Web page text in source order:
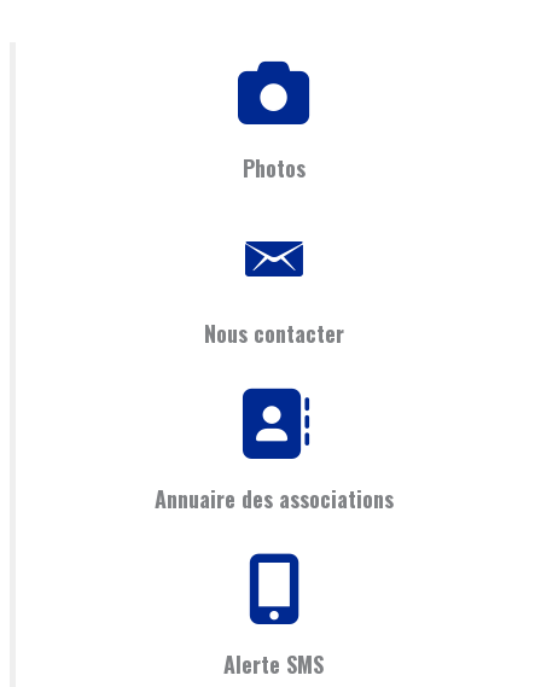
Photos
Nous contacter
Annuaire des associations
Alerte SMS